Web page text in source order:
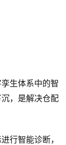
生体系中的智
，是解决仓配
行智能诊断，